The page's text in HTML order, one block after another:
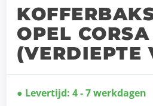
OPEL
(VERDIEPTE
Levertijd: 4 - 7 werkdagen